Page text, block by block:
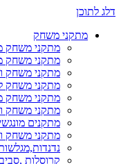
דלג לתוכן
מתקני משחק
מתקני משחק
מתקני משחק
מתקני משחק
מתקני משחק
מתקני משחק
מתקני משחק
מתקנים
מתקני משחק
קרוסלות